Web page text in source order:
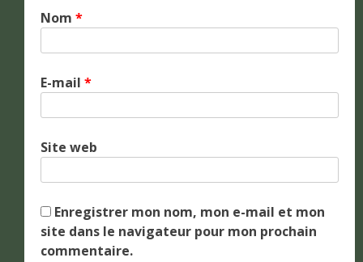
Nom *
E-mail *
Site web
Enregistrer mon nom, mon e-mail et mon
site dans le navigateur pour mon prochain
commentaire.